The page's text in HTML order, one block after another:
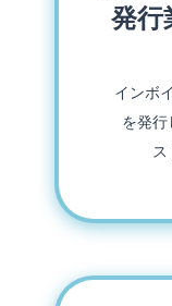
発行
インボ
を発行
ス